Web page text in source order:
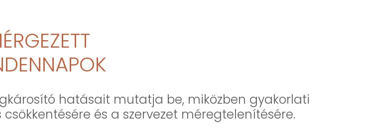
hatásait mutatja be, miközben gyakorlati
és a szervezet méregtelenítésére.